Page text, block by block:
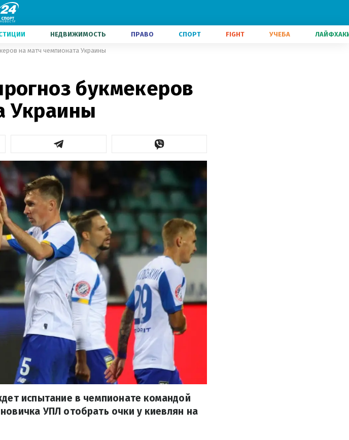
НЕДВИЖИМОСТЬ ПРАВО СПОРТ FIGHT УЧЕБА
на матч чемпионата Украины
букмекеров
Украины
испытание в чемпионате командой
УПЛ отобрать очки у киевлян на